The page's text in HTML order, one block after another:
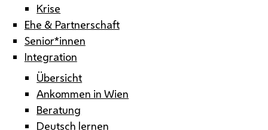
Krise
Ehe & Partnerschaft
Senior*innen
Integration
Übersicht
Ankommen in Wien
Beratung
Deutsch lernen